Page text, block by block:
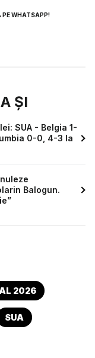
PE WHATSAPP!
ȘI
SUA - Belgia 1-
0-0, 4-3 la
Balogun.
2026
SUA